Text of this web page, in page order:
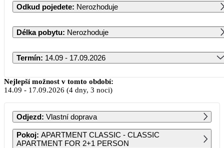
Odkud pojedete: Nerozhoduje
Délka pobytu: Nerozhoduje
Termín: 14.09 - 17.09.2026
Září 2026
PO ÚT ST ČT PÁ SO NE
1 2 3 4 5 6
Nejlepší možnost v tomto období:
14.09 - 17.09.2026 (4 dny, 3 noci)
Odjezd: Vlastní doprava
Pokoj: APARTMENT CLASSIC - CLASSIC
APARTMENT FOR 2+1 PERSON